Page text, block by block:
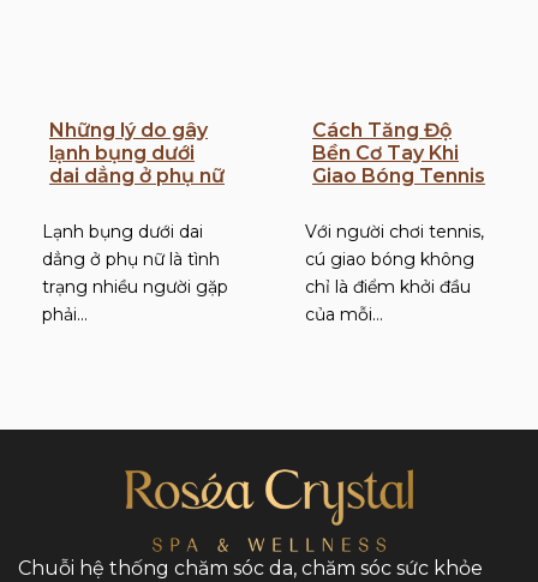
Những lý do gây
lạnh bụng dưới
dai dẳng ở phụ nữ
Lạnh bụng dưới dai
dẳng ở phụ nữ là tình
trạng nhiều người gặp
phải…
Cách Tăng Độ
Bền Cơ Tay Khi
Giao Bóng Tennis
Với người chơi tennis,
cú giao bóng không
chỉ là điểm khởi đầu
của mỗi…
Chuỗi hệ thống chăm sóc da, chăm sóc sức khỏe